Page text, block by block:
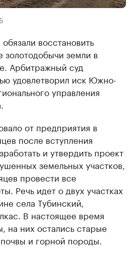
восстановить
земли в
Арбитражный суд
удовлетворил иск Южно-
управления
от предприятия в
после вступления
и утвердить проект
земельных участков,
провести все
Речь идет о двух участках
села Тубинский,
В настоящее время
на них остались старые
и горной породы.